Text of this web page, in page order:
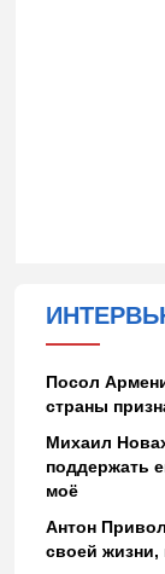
Посол
страны
Михаил
поддержать
моё
Антон
своей жизни,